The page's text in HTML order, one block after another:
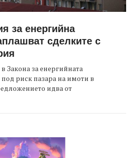
за енергийна
сделките с
за енергийната
риск пазара на имоти в
идва от